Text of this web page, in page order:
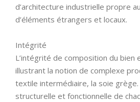
d’architecture industrielle propre
d’éléments étrangers et locaux.
Intégrité
L’intégrité de composition du bien
illustrant la notion de complexe
textile intermédiaire, la soie grège.
structurelle et fonctionnelle de